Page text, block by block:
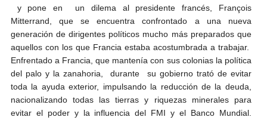
y pone en un dilema al presidente francés, François
Mitterrand, que se encuentra confrontado a una nueva
generación de dirigentes políticos mucho más preparados que
aquellos con los que Francia estaba acostumbrada a trabajar.
Enfrentado a Francia, que mantenía con sus colonias la política
del palo y la zanahoria, durante su gobierno trató de evitar
toda la ayuda exterior, impulsando la reducción de la deuda,
nacionalizando todas las tierras y riquezas minerales para
evitar el poder y la influencia del FMI y el Banco Mundial.